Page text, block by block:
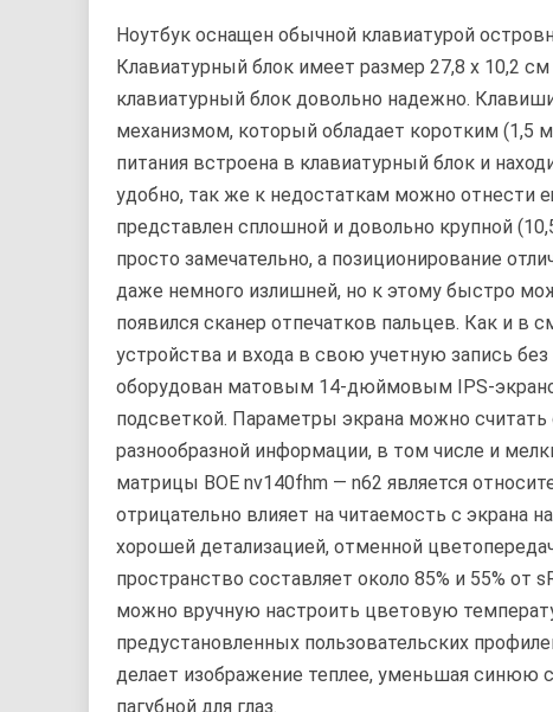
Ноутбук оснащен обычной клавиатурой
Клавиатурный блок имеет размер 27,8 х 10,2
клавиатурный блок довольно надежно.
механизмом, который обладает коротким (1,5
питания встроена в клавиатурный блок и
удобно, так же к недостаткам можно отнести
представлен сплошной и довольно крупной
просто замечательно, а позиционирование
даже немного излишней, но к этому быстро
появился сканер отпечатков пальцев. Как и в
устройства и входа в свою учетную запись
оборудован матовым 14-дюймовым IPS-
подсветкой. Параметры экрана можно
разнообразной информации, в том числе и
матрицы BOE nv140fhm — n62 является
отрицательно влияет на читаемость с экрана
хорошей детализацией, отменной
пространство составляет около 85% и 55% от
можно вручную настроить цветовую
предустановленных пользовательских
делает изображение теплее, уменьшая синюю
пагубной для глаз.